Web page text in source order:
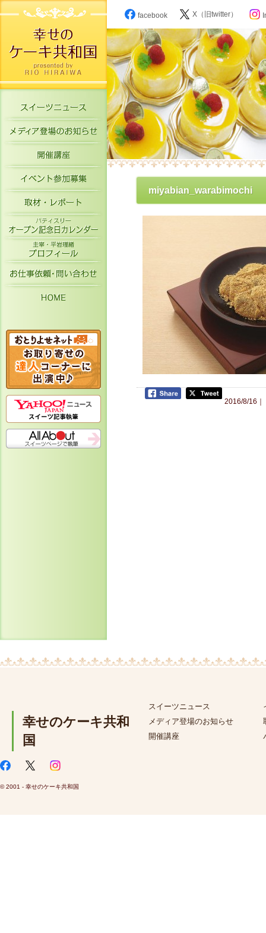
スイーツニュース
メディア登場のお知らせ
開催講座
イベント参加募集
取材・レポート
お仕事依頼・お問い合わせ
facebook X（旧twitter）
miyabian_warabimochi
2016/8/16｜
幸せのケーキ共和
国
スイーツニュース
メディア登場のお知らせ
開催講座
© 2001 - 幸せのケーキ共和国